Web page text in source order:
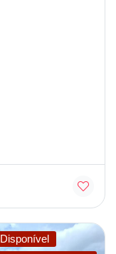
Disponível